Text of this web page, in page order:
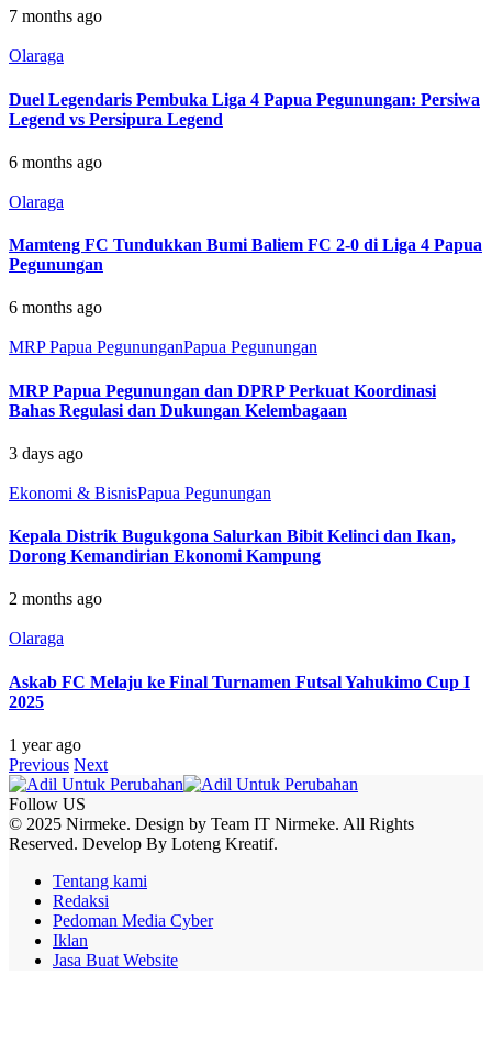
7 months ago
Olaraga
Duel Legendaris Pembuka Liga 4 Papua Pegunungan: Persiwa
Legend vs Persipura Legend
6 months ago
Olaraga
Mamteng FC Tundukkan Bumi Baliem FC 2-0 di Liga 4 Papua
Pegunungan
6 months ago
MRP Papua PegununganPapua Pegunungan
MRP Papua Pegunungan dan DPRP Perkuat Koordinasi
Bahas Regulasi dan Dukungan Kelembagaan
3 days ago
Ekonomi & BisnisPapua Pegunungan
Kepala Distrik Bugukgona Salurkan Bibit Kelinci dan Ikan,
Dorong Kemandirian Ekonomi Kampung
2 months ago
Olaraga
Askab FC Melaju ke Final Turnamen Futsal Yahukimo Cup I
2025
1 year ago
Previous Next
Follow US
© 2025 Nirmeke. Design by Team IT Nirmeke. All Rights
Reserved. Develop By Loteng Kreatif.
Tentang kami
Redaksi
Pedoman Media Cyber
Iklan
Jasa Buat Website